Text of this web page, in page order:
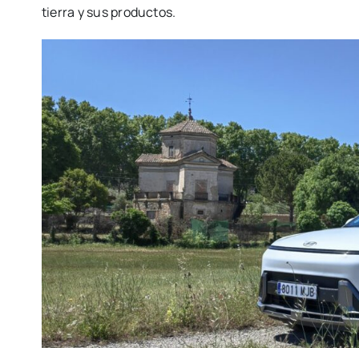
tierra y sus productos.